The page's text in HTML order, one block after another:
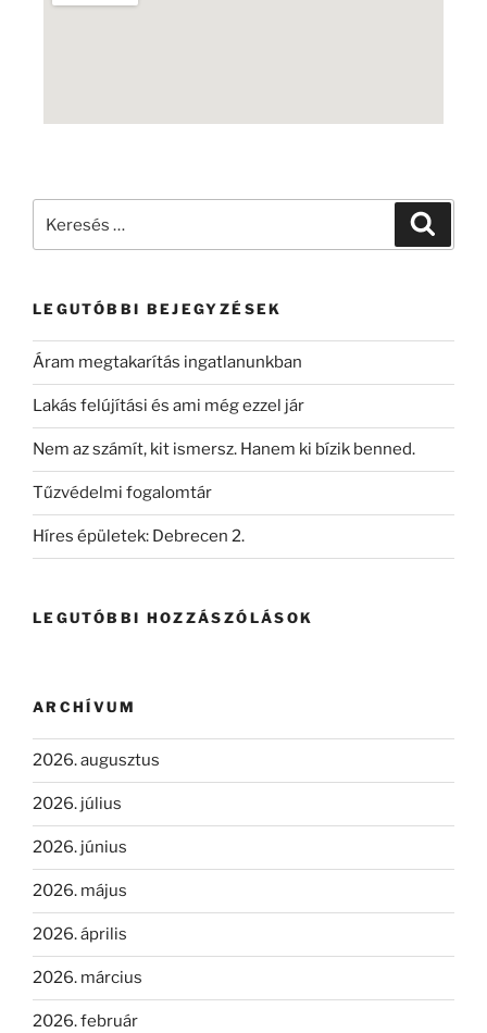
LEGUTÓBBI BEJEGYZÉSEK
Áram megtakarítás ingatlanunkban
Lakás felújítási és ami még ezzel jár
Nem az számít, kit ismersz. Hanem ki bízik benned.
Tűzvédelmi fogalomtár
Híres épületek: Debrecen 2.
LEGUTÓBBI HOZZÁSZÓLÁSOK
ARCHÍVUM
2026. augusztus
2026. július
2026. június
2026. május
2026. április
2026. március
2026. február